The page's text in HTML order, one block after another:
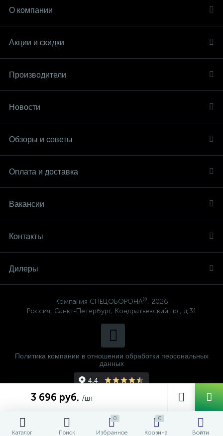
Каталог Поиск
0
Избранное
0
Корзина Войти
3 696 руб. /шт
О компании
Акции и скидки
Производители
Новости
Обзоры и советы
Оплата и доставка
Вакансии
Контакты
Дилеры
Компания СПЕЦОБОРОНА®, 2026
Россия, Санкт-Петербург, Кондратьевский пр., д.31
Политика компании в отношении обработки персональных
данных